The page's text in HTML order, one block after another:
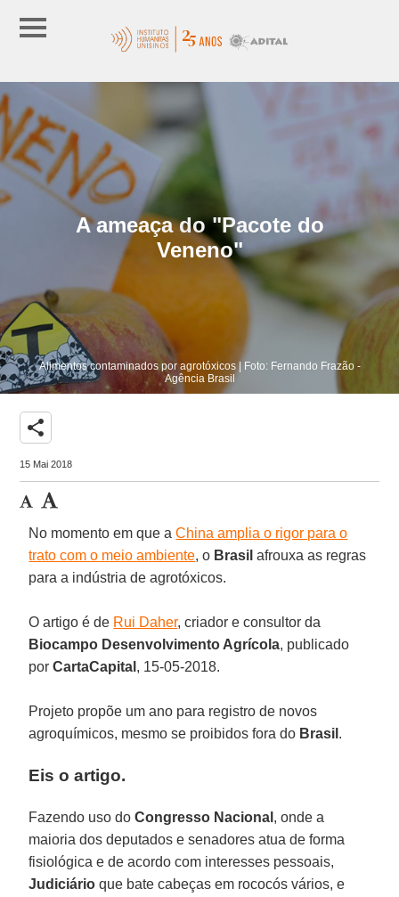
A ameaça do "Pacote do
Veneno"
Alimentos contaminados por agrotóxicos | Foto: Fernando Frazão -
Agência Brasil
share
15 Mai 2018
No momento em que aChina amplia o rigor para o
trato com o meio ambiente, o Brasil afrouxa as regras
para a indústria de agrotóxicos.
O artigo é de Rui Daher, criador e consultor da
Biocampo Desenvolvimento Agrícola, publicado
porCartaCapital , 15-05-2018.
Projeto propõe um ano para registro de novos
agroquímicos, mesmo se proibidos fora do Brasil .
Eis o artigo.
Fazendo uso doCongresso Nacional , onde a
maioria dos deputados e senadores atua de forma
fisiológica e de acordo com interesses pessoais,
Judiciário que bate cabeças em rococós vários, e